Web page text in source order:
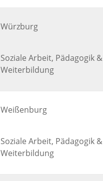
Würzburg
Soziale Arbeit, Pädagogik &
Weiterbildung
Weißenburg
Soziale Arbeit, Pädagogik &
Weiterbildung